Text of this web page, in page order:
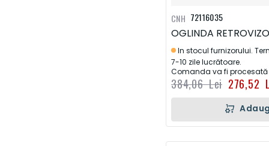
72116035
OGLINDA
In stocul furnizorului.
7-10 zile lucrătoare.
Comanda va fi
276,52
384,06 Lei
CNH